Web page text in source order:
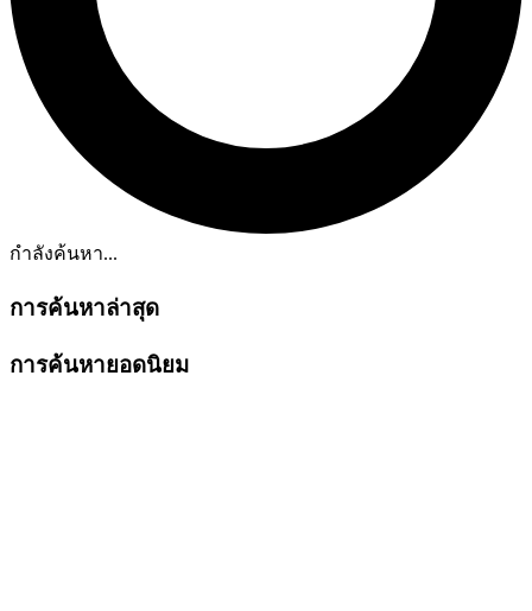
กำลังค้นหา...
การค้นหาล่าสุด
การค้นหายอดนิยม